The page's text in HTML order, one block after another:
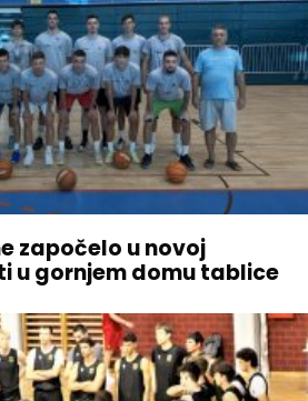
započelo u novoj
u gornjem domu tablice